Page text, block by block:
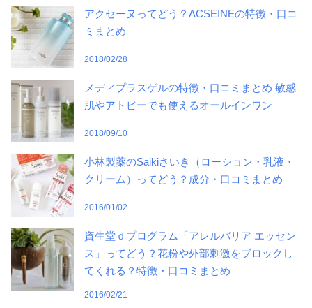
アクセーヌってどう？ACSEINEの特徴・口コ
ミまとめ
2018/02/28
メディプラスゲルの特徴・口コミまとめ 敏感
肌やアトピーでも使えるオールインワン
2018/09/10
小林製薬のSaikiさいき（ローション・乳液・
クリーム）ってどう？成分・口コミまとめ
2016/01/02
資生堂ｄプログラム「アレルバリア エッセン
ス」ってどう？花粉や外部刺激をブロックし
てくれる？特徴・口コミまとめ
2016/02/21